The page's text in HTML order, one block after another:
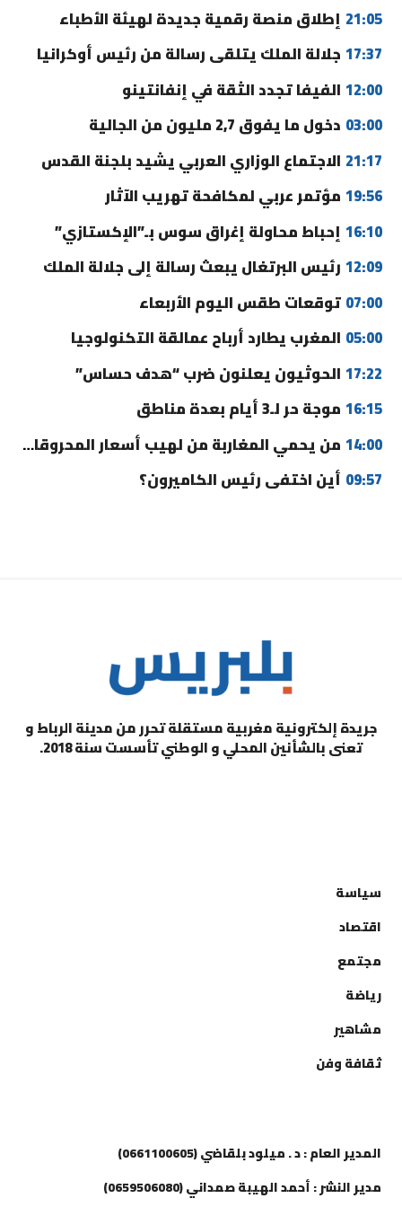
21:05 إطلاق منصة رقمية جديدة لهيئة الأطباء
17:37 جلالة الملك يتلقى رسالة من رئيس أوكرانيا
12:00 الفيفا تجدد الثقة في إنفانتينو
03:00 دخول ما يفوق 2,7 مليون من الجالية
21:17 الاجتماع الوزاري العربي يشيد بلجنة القدس
19:56 مؤتمر عربي لمكافحة تهريب الآثار
16:10 إحباط محاولة إغراق سوس بـ”الإكستازي”
12:09 رئيس البرتغال يبعث رسالة إلى جلالة الملك
07:00 توقعات طقس اليوم الأربعاء
05:00 المغرب يطارد أرباح عمالقة التكنولوجيا
17:22 الحوثيون يعلنون ضرب “هدف حساس”
16:15 موجة حر لـ3 أيام بعدة مناطق
14:00 من يحمي المغاربة من لهيب أسعار المحروقات؟
09:57 أين اختفى رئيس الكاميرون؟
جريدة إلكترونية مغربية مستقلة تحرر من مدينة الرباط و
تعنى بالشأنين المحلي و الوطني تأسست سنة 2018.
سياسة
اقتصاد
مجتمع
رياضة
مشاهير
ثقافة وفن
المدير العام : د . ميلود بلقاضي (0661100605)
مدير النشر : أحمد الهيبة صمداني (0659506080)